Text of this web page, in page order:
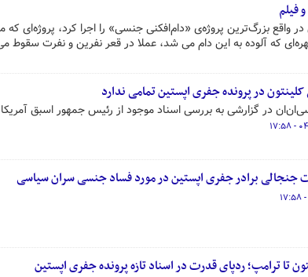
فیلم
واقع بزرگ‌ترین پروژه‌ی «دام‌افکنی جنسی» را اجرا کرد، پروژه‌ای
که آلوده به این دام می شد، عملا در قعر نفرین و نفرت سقوط
در پرونده جفری اپستین تمامی ندارد
در گزارشی به بررسی اسناد موجود از رئیس جمهور اسبق
جنجالی برادر جفری اپستین در مورد فساد جنسی سران سیاسی
تا ترامپ؛ ردپای قدرت در اسناد تازه پرونده جفری اپستین